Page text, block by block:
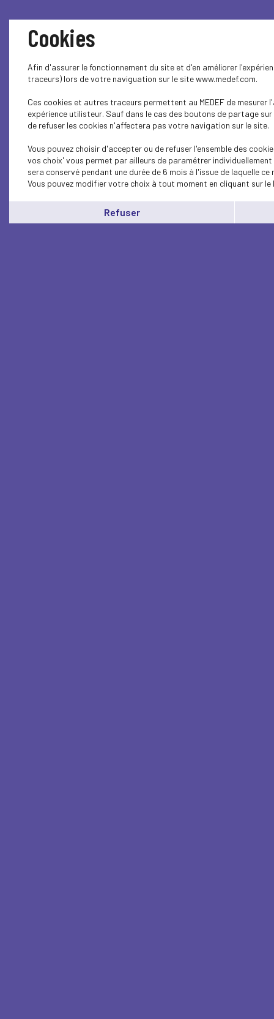
Cookies
Afin d'assurer le fonctionnement du site et d'en améliorer
traceurs) lors de votre naviguation sur le site www.medef.com.
Ces cookies et autres traceurs permettent au MEDEF de
expérience utilisteur. Sauf dans le cas des boutons de partage
de refuser les cookies n'affectera pas votre navigation sur le site.
Vous pouvez choisir d'accepter ou de refuser l'ensemble des
vos choix' vous permet par ailleurs de paramétrer
sera conservé pendant une durée de 6 mois à l'issue de laquelle
Vous pouvez modifier votre choix à tout moment en cliquant sur le
Refuser